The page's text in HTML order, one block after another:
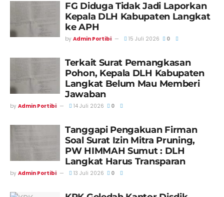
FG Diduga Tidak Jadi Laporkan
Kepala DLH Kabupaten Langkat
ke APH
by Admin Portibi 15 Juli 2026 0
Terkait Surat Pemangkasan
Pohon, Kepala DLH Kabupaten
Langkat Belum Mau Memberi
Jawaban
by Admin Portibi 14 Juli 2026 0
Tanggapi Pengakuan Firman
Soal Surat Izin Mitra Pruning,
PW HIMMAH Sumut : DLH
Langkat Harus Transparan
by Admin Portibi 13 Juli 2026 0